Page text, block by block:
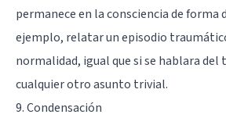
permanece en la consciencia de forma
ejemplo, relatar un episodio
normalidad, igual que si se hablara del
cualquier otro asunto trivial.
9. Condensación